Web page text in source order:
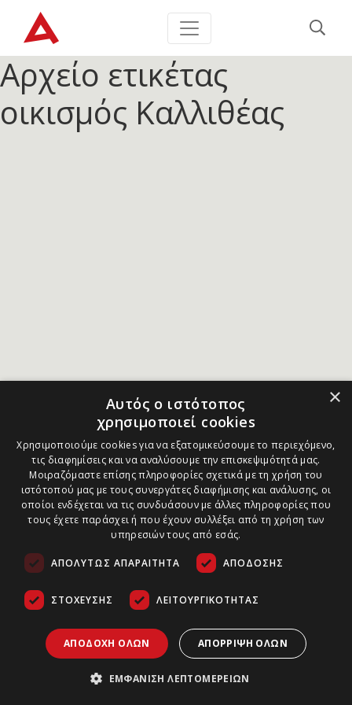
Αρχείο ετικέτας
οικισμός Καλλιθέας
×
Αυτός ο ιστότοπος
χρησιμοποιεί cookies
Χρησιμοποιούμε cookies για να εξατομικεύσουμε το περιεχόμενο,
τις διαφημίσεις και να αναλύσουμε την επισκεψιμότητά μας.
Μοιραζόμαστε επίσης πληροφορίες σχετικά με τη χρήση του
ιστότοπού μας με τους συνεργάτες διαφήμισης και ανάλυσης, οι
οποίοι ενδέχεται να τις συνδυάσουν με άλλες πληροφορίες που
τους έχετε παράσχει ή που έχουν συλλέξει από τη χρήση των
υπηρεσιών τους από εσάς.
ΑΠΟΛΎΤΩΣ ΑΠΑΡΑΊΤΗΤΑ ΑΠΌΔΟΣΗΣ
ΣΤΌΧΕΥΣΗΣ ΛΕΙΤΟΥΡΓΙΚΌΤΗΤΑΣ
ΑΠΟΔΟΧΉ ΌΛΩΝ ΑΠΌΡΡΙΨΗ ΌΛΩΝ
ΕΜΦΆΝΙΣΗ ΛΕΠΤΟΜΕΡΕΙΏΝ